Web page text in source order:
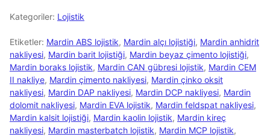
Kategoriler: Lojistik
Etiketler: Mardin ABS lojistik, Mardin alçı lojistiği, Mardin anhidrit
nakliyesi, Mardin barit lojistiği, Mardin beyaz çimento lojistiği,
Mardin boraks lojistik, Mardin CAN gübresi lojistik, Mardin CEM
II nakliye, Mardin çimento nakliyesi, Mardin çinko oksit
nakliyesi, Mardin DAP nakliyesi, Mardin DCP nakliyesi, Mardin
dolomit nakliyesi, Mardin EVA lojistik, Mardin feldspat nakliyesi,
Mardin kalsit lojistiği, Mardin kaolin lojistik, Mardin kireç
nakliyesi, Mardin masterbatch lojistik, Mardin MCP lojistik,